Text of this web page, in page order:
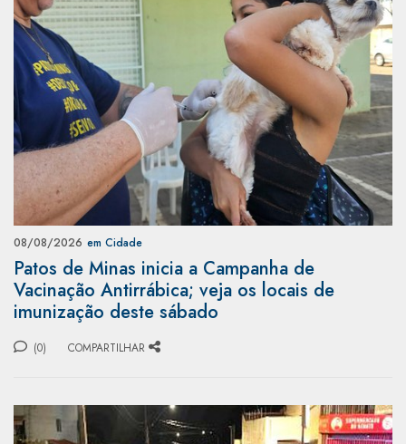
08/08/2026 em Cidade
Patos de Minas inicia a Campanha de
Vacinação Antirrábica; veja os locais de
imunização deste sábado
(0) COMPARTILHAR